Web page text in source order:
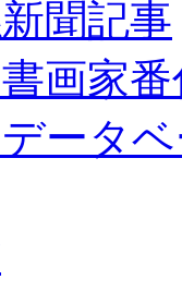
聞記事
画家
ータ